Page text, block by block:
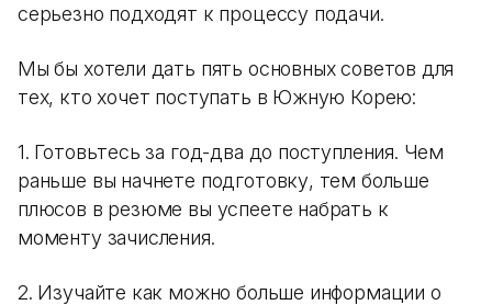
серьезно подходят к процессу подачи.
Мы бы хотели дать пять основных советов для
тех, кто хочет поступать в Южную Корею:
1. Готовьтесь за год-два до поступления. Чем
раньше вы начнете подготовку, тем больше
плюсов в резюме вы успеете набрать к
моменту зачисления.
2. Изучайте как можно больше информации о